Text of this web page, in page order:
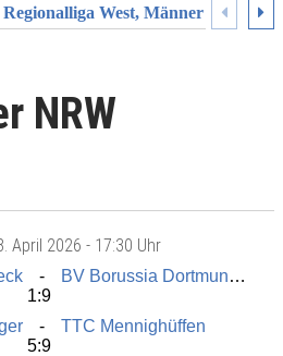
Regionalliga West, Männer LL 1
NRW
April 2026 - 17:30 Uhr
BV Borussia Dortmund III
1:9
TTC Mennighüffen
5:9